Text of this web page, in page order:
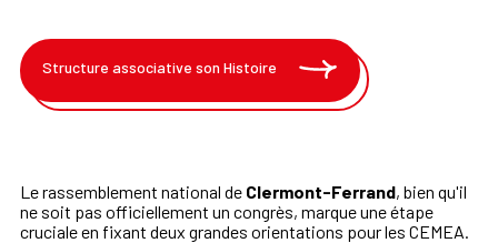
Structure associative son Histoire
Le rassemblement national de Clermont-Ferrand, bien qu'il
ne soit pas officiellement un congrès, marque une étape
cruciale en fixant deux grandes orientations pour les CEMEA.